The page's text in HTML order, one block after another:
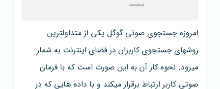
امروزه جستجوی صوتی گوگل یکی از متداولترین
روشهای جستجوی کاربران در فضای اینترنت به شمار
میرود. نحوه کار آن به این صورت است که با فرمان
صوتی کاربر ارتباط برقرار میکند و با داده هایی که در